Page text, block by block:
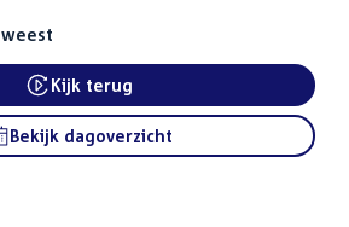
External link:
Kijk terug
Bekijk dagoverzicht